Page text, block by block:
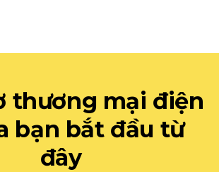
thương mại điện
bạn bắt đầu từ
đây